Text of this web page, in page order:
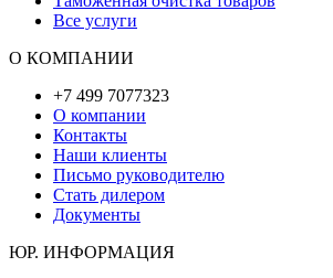
Все услуги
О КОМПАНИИ
+7 499 7077323
О компании
Контакты
Наши клиенты
Письмо руководителю
Стать дилером
Документы
ЮР. ИНФОРМАЦИЯ